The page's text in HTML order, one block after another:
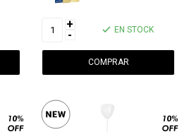
+
- EN STOCK